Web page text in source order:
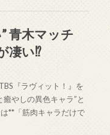
青木マッチ
凄い⁉
『ラヴィット！』を
やしの異色キャラ”と
**「筋肉キャラだけで